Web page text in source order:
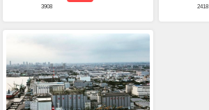
3908
2418